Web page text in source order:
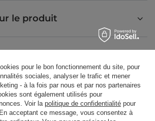
le produit
pour le bon fonctionnement du site, pour
sociales, analyser le trafic et mener
- à la fois par nous et par nos partenaires
sont également utilisés pour
Voir la politique de confidentialité pour
acceptant ce message, vous consentez à